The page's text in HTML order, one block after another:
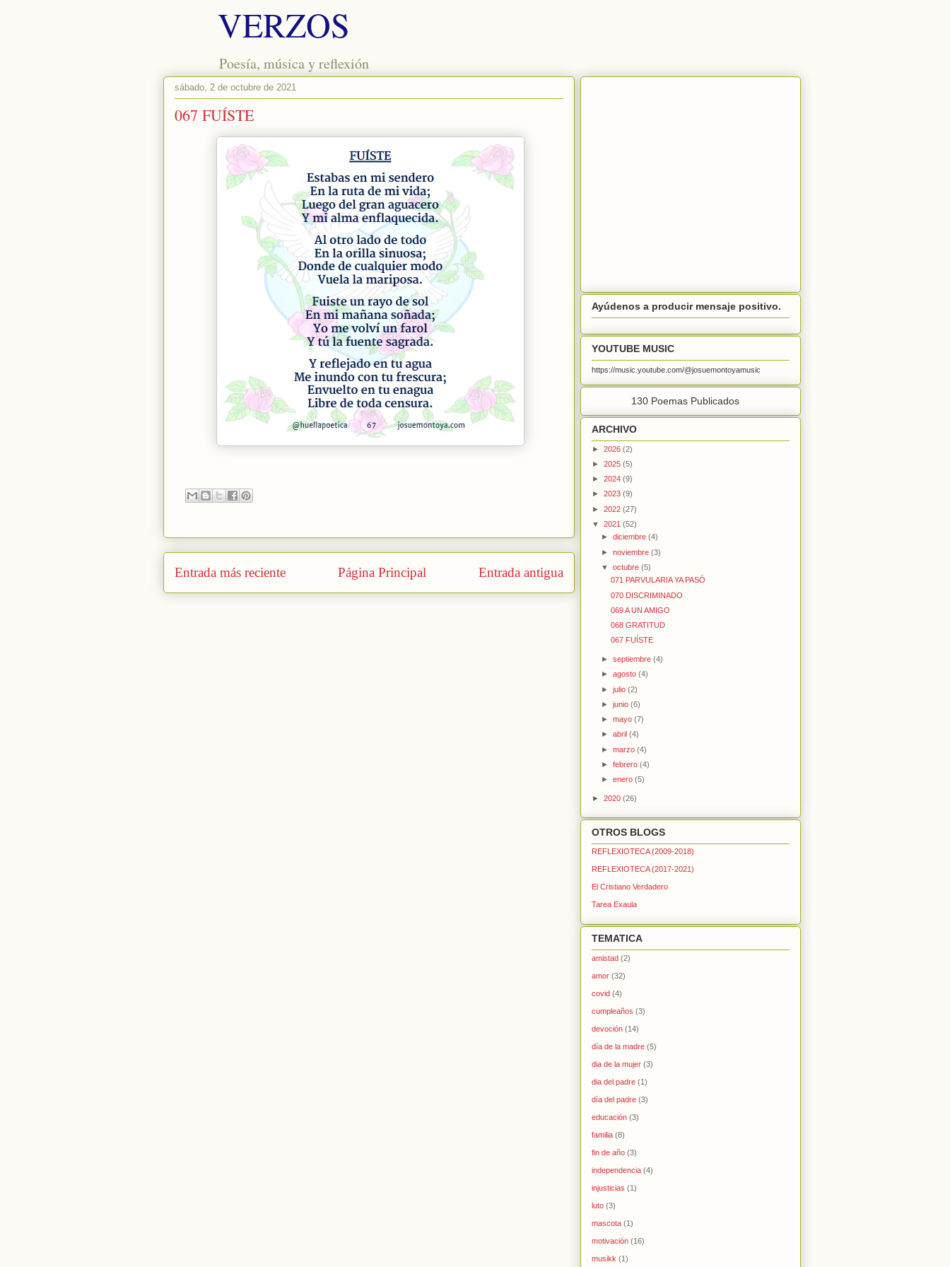
VERZOS
Poesía, música y reflexión
sábado, 2 de octubre de 2021
067 FUÍSTE
Entrada más reciente Entrada antigua
Página Principal
Ayúdenos a producir mensaje positivo.
YOUTUBE MUSIC
https://music.youtube.com/@josuemontoyamusic
130 Poemas Publicados
ARCHIVO
► 2026 (2)
► 2025 (5)
► 2024 (9)
► 2023 (9)
► 2022 (27)
▼ 2021 (52)
►diciembre(4)
►noviembre(3)
▼octubre(5)
071 PARVULARIA YA PASÓ
070 DISCRIMINADO
069 A UN AMIGO
068 GRATITUD
067 FUÍSTE
►septiembre(4)
►agosto(4)
►julio(2)
►junio(6)
►mayo(7)
►abril(4)
►marzo(4)
►febrero(4)
►enero(5)
► 2020 (26)
OTROS BLOGS
REFLEXIOTECA (2009-2018)
REFLEXIOTECA (2017-2021)
El Cristiano Verdadero
Tarea Exaula
TEMATICA
amistad (2)
amor (32)
covid (4)
cumpleaños (3)
devoción (14)
día de la madre (5)
dia de la mujer (3)
dia del padre (1)
día del padre (3)
educación (3)
familia (8)
fin de año (3)
independencia (4)
injusticias (1)
luto (3)
mascota (1)
motivación (16)
musikk (1)